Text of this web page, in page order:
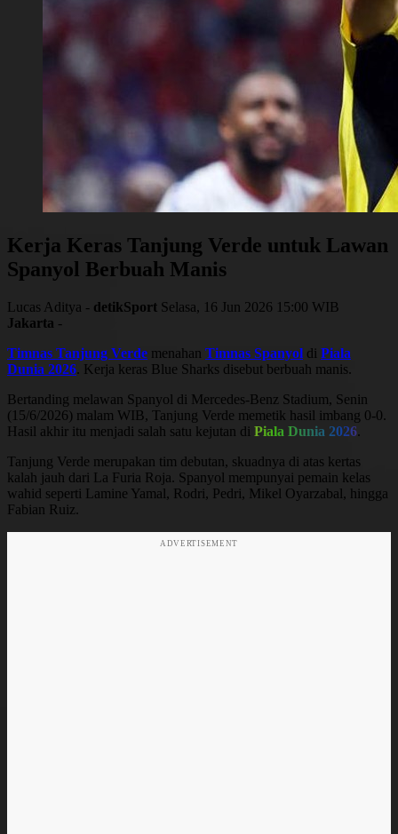
Kerja Keras Tanjung Verde untuk Lawan
Spanyol Berbuah Manis
Lucas Aditya - detikSport Selasa, 16 Jun 2026 15:00 WIB
Jakarta -
Timnas Tanjung Verde menahan Timnas Spanyol di Piala
Dunia 2026. Kerja keras Blue Sharks disebut berbuah manis.
Bertanding melawan Spanyol di Mercedes-Benz Stadium, Senin
(15/6/2026) malam WIB, Tanjung Verde memetik hasil imbang 0-0.
Hasil akhir itu menjadi salah satu kejutan di Piala Dunia 2026.
Tanjung Verde merupakan tim debutan, skuadnya di atas kertas
kalah jauh dari La Furia Roja. Spanyol mempunyai pemain kelas
wahid seperti Lamine Yamal, Rodri, Pedri, Mikel Oyarzabal, hingga
Fabian Ruiz.
ADVERTISEMENT